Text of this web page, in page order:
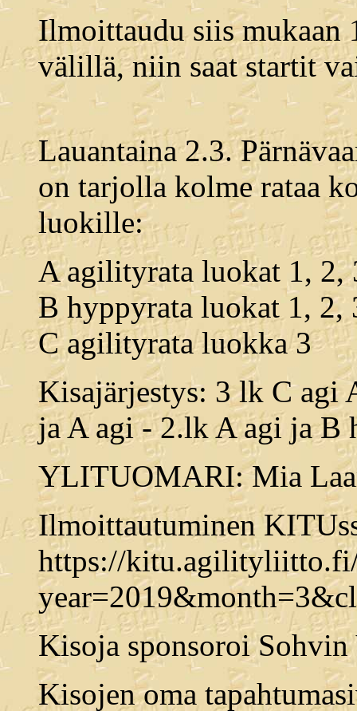
Ilmoittaudu siis mukaan
välillä, niin saat startit
Lauantaina 2.3.
on tarjolla kolme rataa
luokille:
A agilityrata luokat 1, 2,
B hyppyrata luokat 1, 2,
C agilityrata luokka 3
Kisajärjestys: 3 lk C agi
ja A agi - 2.lk A agi ja B
YLITUOMARI: Mia
Ilmoittautuminen
https://kitu.agilityliitto.fi/
Kisoja sponsoroi
Kisojen oma